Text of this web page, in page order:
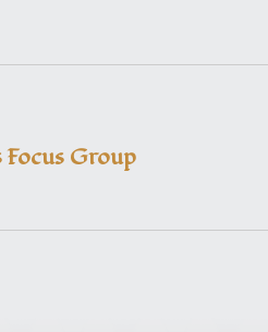
Focus Group